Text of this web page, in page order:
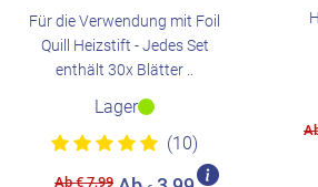
Für die Verwendung mit Foil
Quill Heizstift - Jedes Set
enthält 30x Blätter ..
Lager
(10)
Ab € 7,99